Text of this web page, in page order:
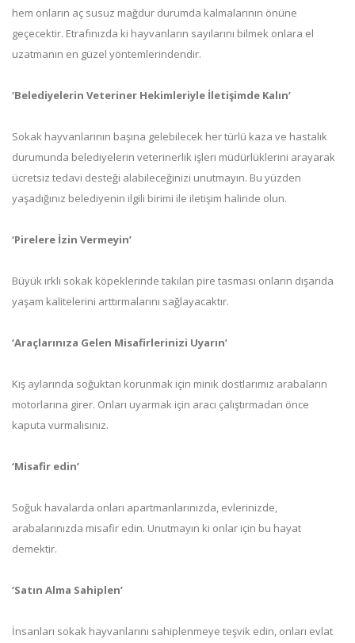
hem onların aç susuz mağdur durumda kalmalarının önüne
geçecektir. Etrafınızda ki hayvanların sayılarını bilmek onlara el
uzatmanın en güzel yöntemlerindendir.
‘Belediyelerin Veteriner Hekimleriyle İletişimde Kalın’
Sokak hayvanlarının başına gelebilecek her türlü kaza ve hastalık
durumunda belediyelerin veterinerlik işleri müdürlüklerini arayarak
ücretsiz tedavi desteği alabileceğinizi unutmayın. Bu yüzden
yaşadığınız belediyenin ilgili birimi ile iletişim halinde olun.
‘Pirelere İzin Vermeyin’
Büyük ırklı sokak köpeklerinde takılan pire tasması onların dışarıda
yaşam kalitelerini arttırmalarını sağlayacaktır.
‘Araçlarınıza Gelen Misafirlerinizi Uyarın’
Kış aylarında soğuktan korunmak için minik dostlarımız arabaların
motorlarına girer. Onları uyarmak için aracı çalıştırmadan önce
kaputa vurmalısınız.
‘Misafir edin’
Soğuk havalarda onları apartmanlarınızda, evlerinizde,
arabalarınızda misafir edin. Unutmayın ki onlar için bu hayat
demektir.
‘Satın Alma Sahiplen’
İnsanları sokak hayvanlarını sahiplenmeye teşvik edin, onları evlat